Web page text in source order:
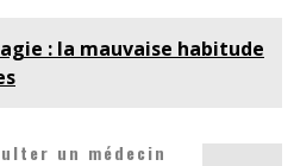
: la mauvaise habitude
un médecin